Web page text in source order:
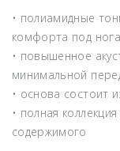
• полиамидные
комфорта под
• повышенное
минимальной
• основа состоит
• полная
содержимого